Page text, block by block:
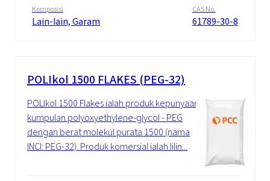
Komposisi
Lain-lain, Garam
CAS No.
61789-30-8
POLIkol 1500 FLAKES (PEG-32)
POLIkol 1500 Flakes ialah produk kepunyaan
kumpulan polyoxyethylene-glycol - PEG
dengan berat molekul purata 1500 (nama
INCI: PEG-32). Produk komersial ialah lilin...